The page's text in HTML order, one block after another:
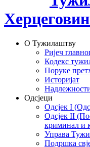
О Тужилаштву
Ријеч
Кодекс
Поруке
Историјат
Одсјеци
Одсјек I
Одсјек II
криминал и
Управа
Подршка